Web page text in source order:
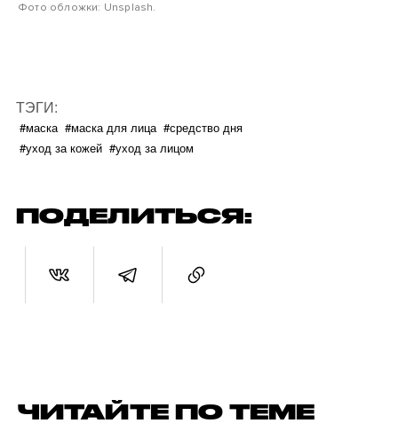
Фото обложки: Unsplash.
ТЭГИ:
#маска #маска для лица #средство дня
#уход за кожей #уход за лицом
ПОДЕЛИТЬСЯ:
ЧИТАЙТЕ ПО ТЕМЕ